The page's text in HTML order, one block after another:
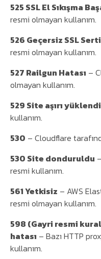
525 SSL El Sıkışma
resmi olmayan kullanım.
526 Geçersiz SSL
resmi olmayan kullanım.
527 Railgun Hatası –
olmayan kullanım.
529 Site aşırı yüklendi
kullanım.
530 – Cloudflare
530 Site donduruldu
resmi kullanım.
561 Yetkisiz – AWS
resmi olmayan kullanım.
598 (Gayri resmi
hatası – Bazı HTTP
kullanım.